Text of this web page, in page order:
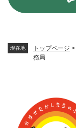
現在地 トップページ >
務局